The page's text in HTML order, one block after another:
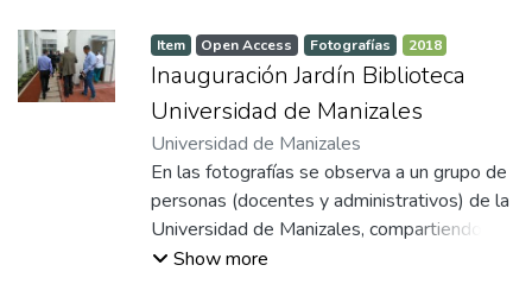
vitrales coloridos y columnas que enmarcan
un ambiente histórico y acogedor. El
mobiliario es variado y colorido, incluyendo
sofás modulares, lo que permite la
realización de actividades culturales, trabajo
colaborativo y reuniones informales. A los
lados se observan estaciones de trabajo
individuales con sillas y tomas eléctricas,
ideales para el estudio individual o grupal.
Item Open Access Fotografías 2018
Inauguración Jardín Biblioteca
Universidad de Manizales
Universidad de Manizales
En las fotografías se observa a un grupo de
personas (docentes y administrativos) de la
Universidad de Manizales, compartiendo en
el evento de inauguración del jardín de
Show more